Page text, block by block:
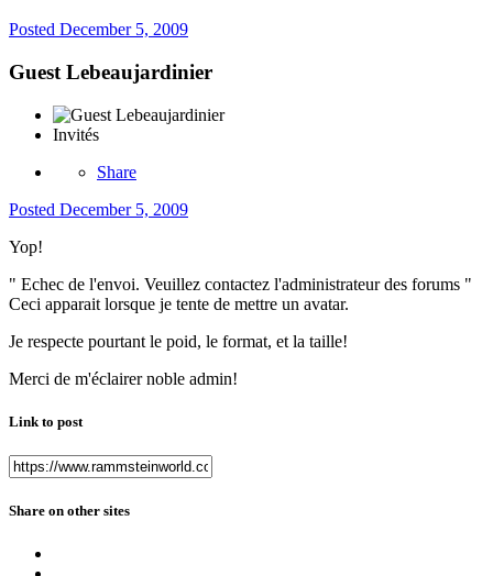
Posted December 5, 2009
Guest Lebeaujardinier
Invités
Share
Posted December 5, 2009
Yop!
" Echec de l'envoi. Veuillez contactez l'administrateur des forums "
Ceci apparait lorsque je tente de mettre un avatar.
Je respecte pourtant le poid, le format, et la taille!
Merci de m'éclairer noble admin!
Link to post
Share on other sites